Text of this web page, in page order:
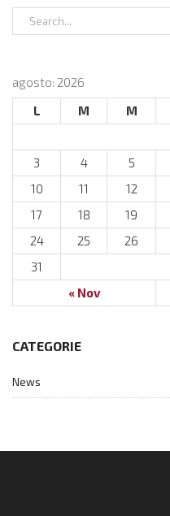
agosto: 2026
L
M M
« Nov
3
4 5
10
11 12
17
18 19
24
25 26
31
CATEGORIE
News